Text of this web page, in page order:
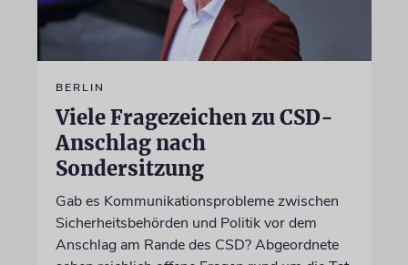
BERLIN
Viele Fragezeichen zu CSD-
Anschlag nach
Sondersitzung
Gab es Kommunikationsprobleme zwischen
Sicherheitsbehörden und Politik vor dem
Anschlag am Rande des CSD? Abgeordnete